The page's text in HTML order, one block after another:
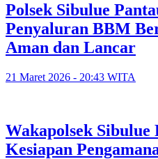
Polsek Sibulue
Penyaluran BBM
Aman dan Lancar
21 Maret 2026 - 20:43 WITA
Wakapolsek Sibulue
Kesiapan